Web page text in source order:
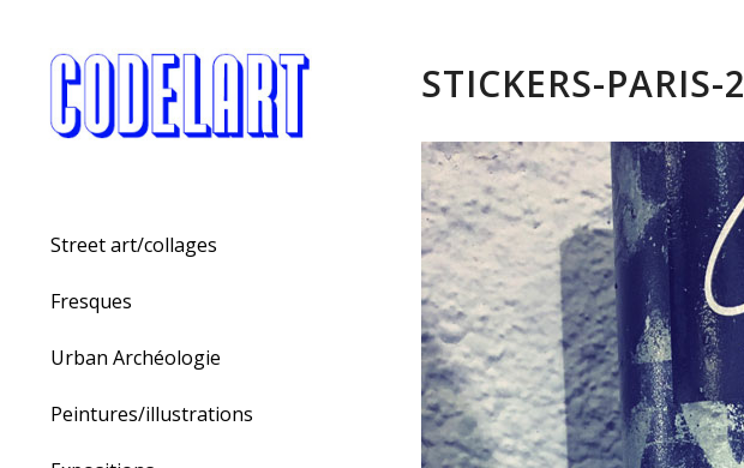
Street art/collages
Fresques
Urban Archéologie
Peintures/illustrations
STICKERS-PARIS-2